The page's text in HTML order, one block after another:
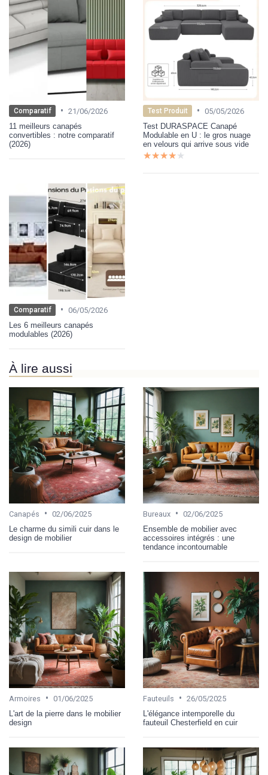
Comparatif • 21/06/2026
11 meilleurs canapés
convertibles : notre comparatif
(2026)
Test Produit • 05/05/2026
Test DURASPACE Canapé
Modulable en U : le gros nuage
en velours qui arrive sous vide
★★★★★
★★★★★
Comparatif • 06/05/2026
Les 6 meilleurs canapés
modulables (2026)
À lire aussi
Canapés • 02/06/2025
Le charme du simili cuir dans le
design de mobilier
Bureaux • 02/06/2025
Ensemble de mobilier avec
accessoires intégrés : une
tendance incontournable
Armoires • 01/06/2025
L'art de la pierre dans le mobilier
design
Fauteuils • 26/05/2025
L'élégance intemporelle du
fauteuil Chesterfield en cuir